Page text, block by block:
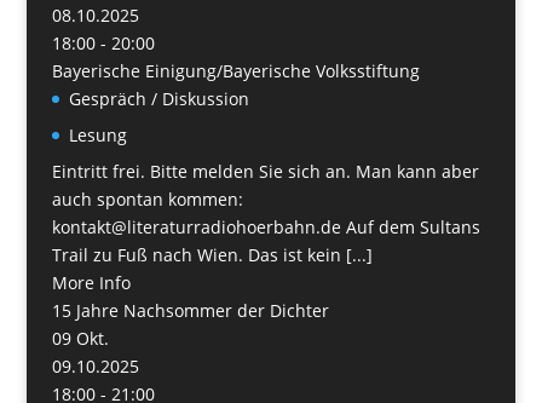
08.10.2025
18:00 - 20:00
Bayerische Einigung/Bayerische Volksstiftung
Gespräch / Diskussion
Lesung
Eintritt frei. Bitte melden Sie sich an. Man kann aber
auch spontan kommen:
kontakt@literaturradiohoerbahn.de Auf dem Sultans
Trail zu Fuß nach Wien. Das ist kein [...]
More Info
15 Jahre Nachsommer der Dichter
09 Okt.
09.10.2025
18:00 - 21:00